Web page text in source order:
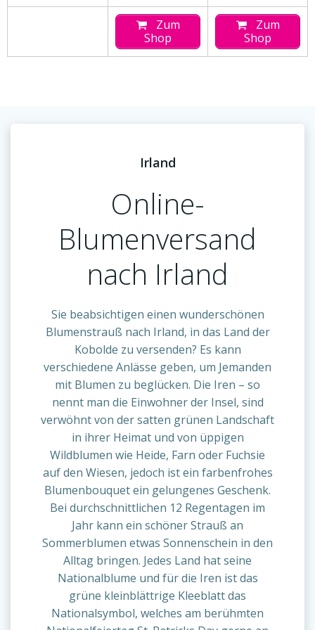
Zum
Shop
Zum
Shop
Irland
Online-
Blumenversand
nach Irland
Sie beabsichtigen einen wunderschönen
Blumenstrauß nach Irland, in das Land der
Kobolde zu versenden? Es kann
verschiedene Anlässe geben, um Jemanden
mit Blumen zu beglücken. Die Iren – so
nennt man die Einwohner der Insel, sind
verwöhnt von der satten grünen Landschaft
in ihrer Heimat und von üppigen
Wildblumen wie Heide, Farn oder Fuchsie
auf den Wiesen, jedoch ist ein farbenfrohes
Blumenbouquet ein gelungenes Geschenk.
Bei durchschnittlichen 12 Regentagen im
Jahr kann ein schöner Strauß an
Sommerblumen etwas Sonnenschein in den
Alltag bringen. Jedes Land hat seine
Nationalblume und für die Iren ist das
grüne kleinblättrige Kleeblatt das
Nationalsymbol, welches am berühmten